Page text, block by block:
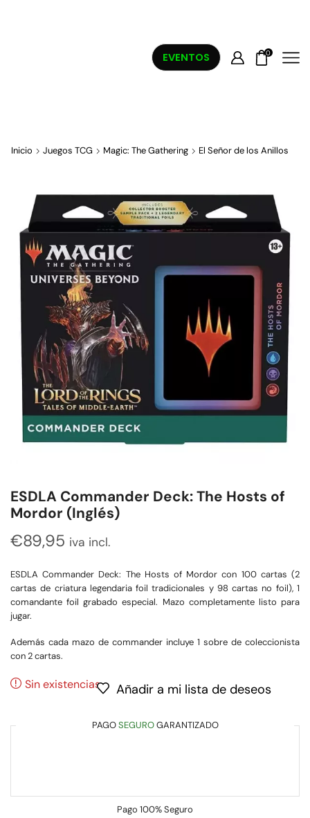
EVENTOS 0
Inicio Juegos TCG Magic: The Gathering El Señor de los Anillos
ESDLA Commander Deck: The Hosts of
Mordor (Inglés)
€89,95 iva incl.
ESDLA Commander Deck: The Hosts of Mordor con 100 cartas (2
cartas de criatura legendaria foil tradicionales y 98 cartas no foil), 1
comandante foil grabado especial. Mazo completamente listo para
jugar.
Además cada mazo de commander incluye 1 sobre de coleccionista
con 2 cartas.
Sin existencias Añadir a mi lista de deseos
PAGOSEGUROGARANTIZADO
Pago 100% Seguro